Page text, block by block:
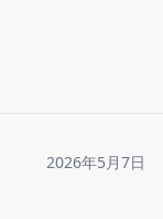
2026年5月7日